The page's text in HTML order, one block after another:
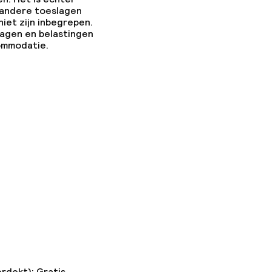
toeslagen
zijn inbegrepen.
en belastingen